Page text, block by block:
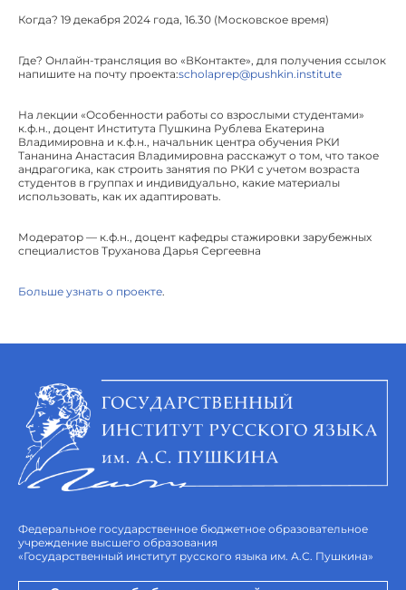
Когда? 19 декабря 2024 года, 16.30 (Московское время)
Где? Онлайн-трансляция во «ВКонтакте», для получения ссылок
напишите на почту проекта:scholaprep@pushkin.institute
На лекции «Особенности работы со взрослыми студентами»
к.ф.н., доцент Института Пушкина Рублева Екатерина
Владимировна и к.ф.н., начальник центра обучения РКИ
Тананина Анастасия Владимировна расскажут о том, что такое
андрагогика, как строить занятия по РКИ с учетом возраста
студентов в группах и индивидуально, какие материалы
использовать, как их адаптировать.
Модератор — к.ф.н., доцент кафедры стажировки зарубежных
специалистов Труханова Дарья Сергеевна
Больше узнать о проекте.
Федеральное государственное бюджетное образовательное
учреждение высшего образования
«Государственный институт русского языка им. А.С. Пушкина»